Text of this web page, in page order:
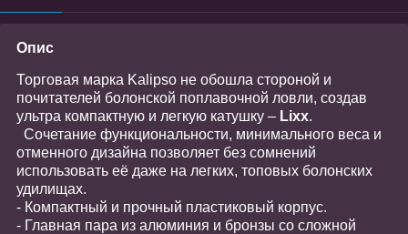
Опис
Торговая марка Kalipso не обошла стороной и
почитателей болонской поплавочной ловли, создав
ультра компактную и легкую катушку – Lixx.
Сочетание функциональности, минимального веса и
отменного дизайна позволяет без сомнений
использовать её даже на легких, топовых болонских
удилищах.
- Компактный и прочный пластиковый корпус.
- Главная пара из алюминия и бронзы со сложной